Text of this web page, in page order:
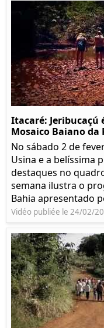
Itacaré: Jeribucaçú
Mosaico Baiano da
No sábado 2 de
Usina e a belíssima
destaques no
semana ilustra o
Bahia apresentado
Vidéo publiée le 24/02/